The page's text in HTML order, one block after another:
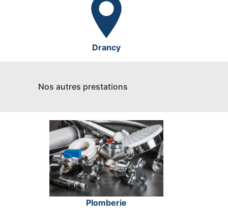
Drancy
Nos autres prestations
Plomberie